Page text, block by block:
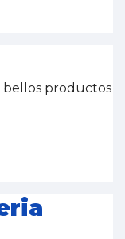
bellos productos